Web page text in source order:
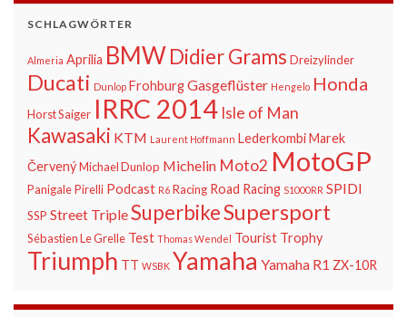
SCHLAGWÖRTER
Almeria Aprilia BMWDidier Grams Dreizylinder
Ducati Dunlop FrohburgGasgeflüster Hengelo Honda
Horst Saiger IRRC 2014 Isle of Man
Kawasaki KTM Laurent Hoffmann LederkombiMarek
ČervenýMichael Dunlop Michelin Moto2 MotoGP
PanigalePirelli Podcast R6 Racing Road Racing S1000RR SPIDI
SSP Street TripleSuperbikeSupersport
Sébastien Le Grelle Test Thomas Wendel Tourist Trophy
Triumph TT WSBK Yamaha Yamaha R1 ZX-10R